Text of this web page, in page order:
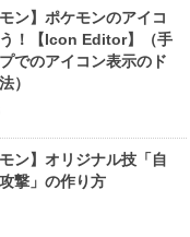
ン】ポケモンのアイコ
！【Icon Editor】（手
でのアイコン表示のド
）
モン】オリジナル技「自
撃」の作り方